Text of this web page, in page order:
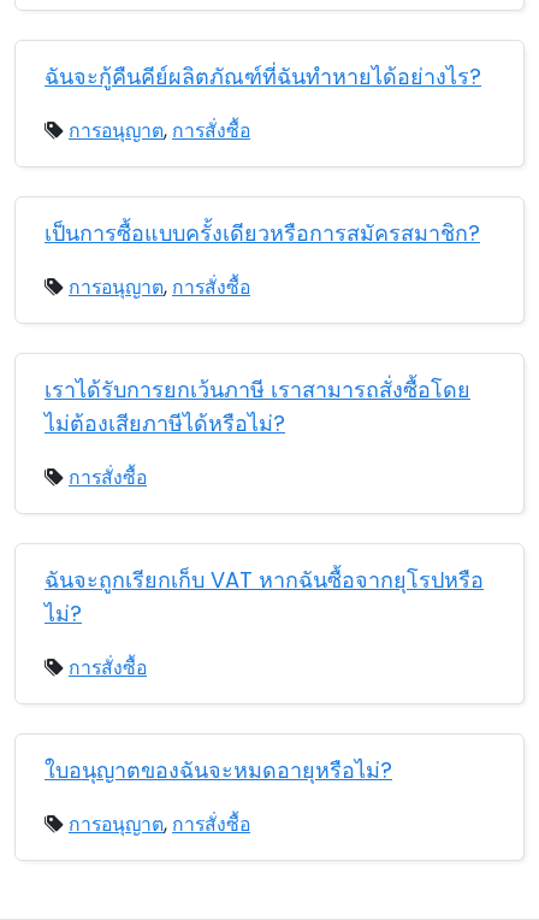
ฉันจะกู้คืนคีย์ผลิตภัณฑ์ที่ฉันทำหายได้อย่างไร?
การอนุญาต, การสั่งซื้อ
เป็นการซื้อแบบครั้งเดียวหรือการสมัครสมาชิก?
การอนุญาต, การสั่งซื้อ
เราได้รับการยกเว้นภาษี เราสามารถสั่งซื้อโดย
ไม่ต้องเสียภาษีได้หรือไม่?
การสั่งซื้อ
ฉันจะถูกเรียกเก็บ VAT หากฉันซื้อจากยุโรปหรือ
ไม่?
การสั่งซื้อ
ใบอนุญาตของฉันจะหมดอายุหรือไม่?
การอนุญาต, การสั่งซื้อ